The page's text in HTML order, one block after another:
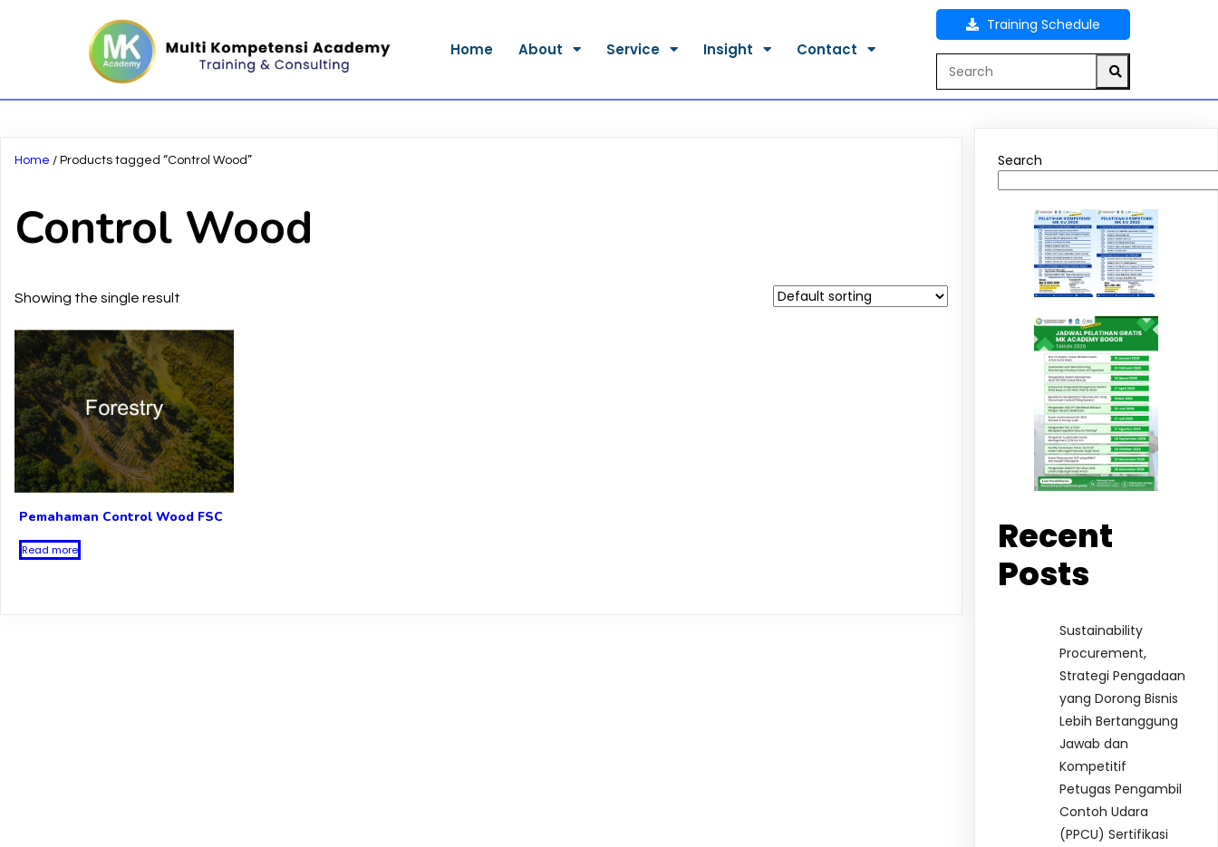
Home About Service Insight Contact
Training Schedule
Home / Products tagged “Control Wood”
Control Wood
Showing the single result
Pemahaman Control Wood FSC
Read more
Search
Recent
Posts
Sustainability
Procurement,
Strategi Pengadaan
yang Dorong Bisnis
Lebih Bertanggung
Jawab dan
Kompetitif
Petugas Pengambil
Contoh Udara
(PPCU) Sertifikasi